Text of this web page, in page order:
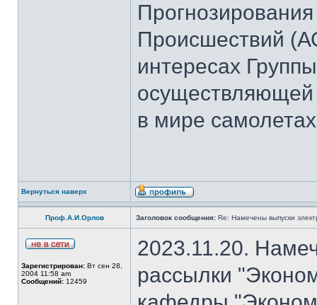
Происшествий
интересах
осуществляющей
в мире
Вернуться наверх
Проф.А.И.Орлов Заголовок сообщения: Re: Намечены выпуски
Зарегистрирован: Вт сен 28,
2004 11:58 am
Сообщений: 12459
2023.11.20.
рассылки